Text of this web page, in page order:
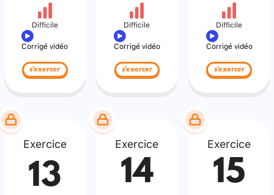
Difficile
Corrigé vidéo
s'exercer
Difficile
Corrigé vidéo
s'exercer
Difficile
Corrigé vidéo
s'exercer
Exercice
13
Exercice
14
Exercice
15